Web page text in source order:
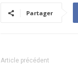
Partager
Article précédent